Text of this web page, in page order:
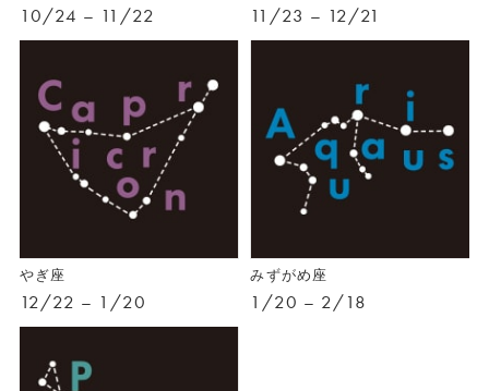
10/24 – 11/22 11/23 – 12/21
やぎ座
12/22 – 1/20
みずがめ座
1/20 – 2/18